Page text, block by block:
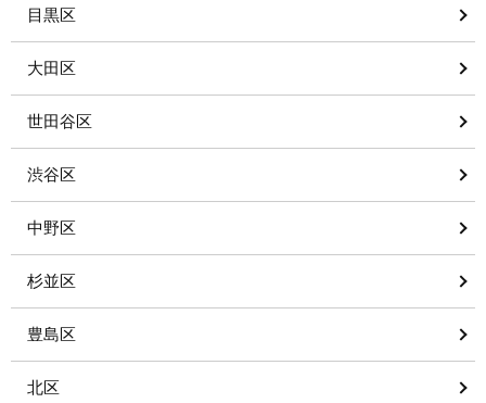
目黒区
大田区
世田谷区
渋谷区
中野区
杉並区
豊島区
北区